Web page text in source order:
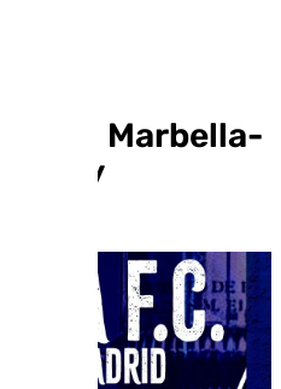
el Marbella-
Rey